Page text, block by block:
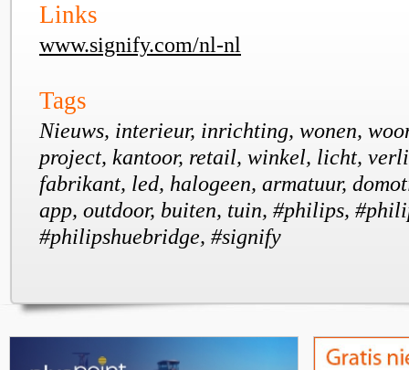
Links
www.signify.com/nl-nl
Tags
Nieuws, interieur, inrichting, wonen,
project, kantoor, retail, winkel, licht,
fabrikant, led, halogeen, armatuur,
app, outdoor, buiten, tuin, #philips,
#philipshuebridge, #signify